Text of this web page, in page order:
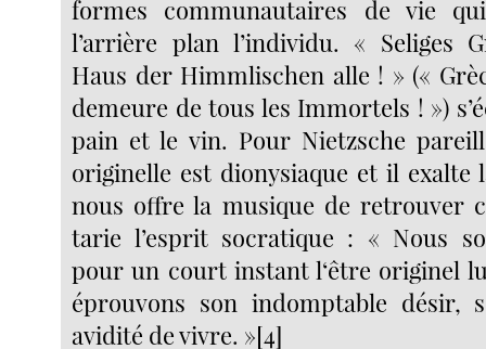
formes communautaires de vie
l’arrière plan l’individu. « Seliges
Haus der Himmlischen alle ! » («
demeure de tous les Immortels ! »)
pain et le vin. Pour Nietzsche
originelle est dionysiaque et il exalte
nous offre la musique de retrouver
tarie l’esprit socratique : « Nous
pour un court instant l‘être originel
éprouvons son indomptable désir,
avidité de vivre. »[4]